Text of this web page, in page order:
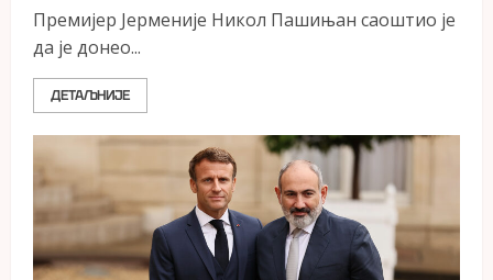
Премијер Јерменије Никол Пашињан саоштио је
да је донео...
ДЕТАЉНИЈЕ